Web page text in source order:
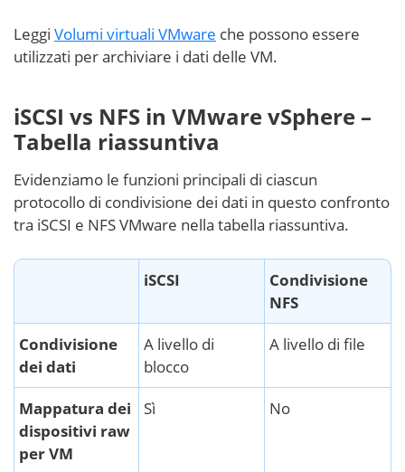
Leggi Volumi virtuali VMware che possono essere
utilizzati per archiviare i dati delle VM.
iSCSI vs NFS in VMware vSphere –
Tabella riassuntiva
Evidenziamo le funzioni principali di ciascun
protocollo di condivisione dei dati in questo confronto
tra iSCSI e NFS VMware nella tabella riassuntiva.
iSCSI
Condivisione
NFS
Condivisione
dei dati
A livello di
blocco
A livello di file
Mappatura dei
dispositivi raw
per VM
Sì No